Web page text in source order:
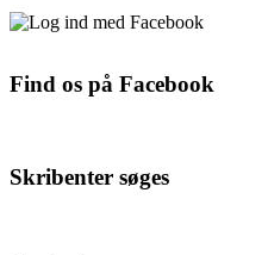
Find os på Facebook
Skribenter søges